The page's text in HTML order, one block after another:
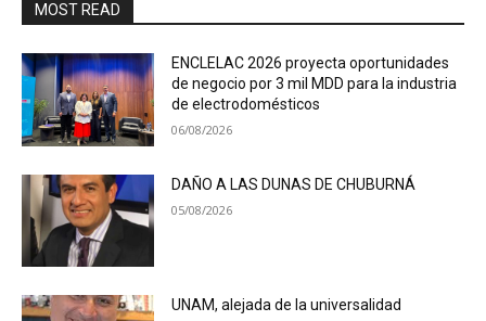
MOST READ
ENCLELAC 2026 proyecta oportunidades
de negocio por 3 mil MDD para la industria
de electrodomésticos
06/08/2026
DAÑO A LAS DUNAS DE CHUBURNÁ
05/08/2026
UNAM, alejada de la universalidad